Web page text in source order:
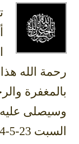
رحمة الله
بالمغفرة
وسيصلى